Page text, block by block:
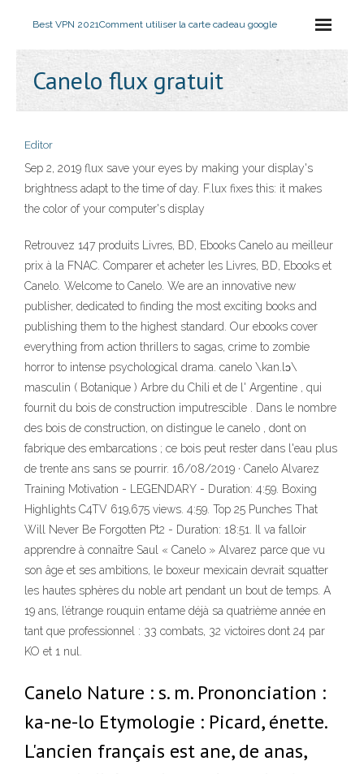
Best VPN 2021Comment utiliser la carte cadeau google
Canelo flux gratuit
Editor
Sep 2, 2019 flux save your eyes by making your display's
brightness adapt to the time of day. F.lux fixes this: it makes
the color of your computer's display
Retrouvez 147 produits Livres, BD, Ebooks Canelo au meilleur
prix à la FNAC. Comparer et acheter les Livres, BD, Ebooks et
Canelo. Welcome to Canelo. We are an innovative new
publisher, dedicated to finding the most exciting books and
publishing them to the highest standard. Our ebooks cover
everything from action thrillers to sagas, crime to zombie
horror to intense psychological drama. canelo \kan.lɔ\
masculin ( Botanique ) Arbre du Chili et de l' Argentine , qui
fournit du bois de construction imputrescible . Dans le nombre
des bois de construction, on distingue le canelo , dont on
fabrique des embarcations ; ce bois peut rester dans l'eau plus
de trente ans sans se pourrir. 16/08/2019 · Canelo Alvarez
Training Motivation - LEGENDARY - Duration: 4:59. Boxing
Highlights C4TV 619,675 views. 4:59. Top 25 Punches That
Will Never Be Forgotten Pt2 - Duration: 18:51. Il va falloir
apprendre à connaître Saul « Canelo » Alvarez parce que vu
son âge et ses ambitions, le boxeur mexicain devrait squatter
les hautes sphères du noble art pendant un bout de temps. A
19 ans, l’étrange rouquin entame déjà sa quatrième année en
tant que professionnel : 33 combats, 32 victoires dont 24 par
KO et 1 nul.
Canelo Nature : s. m. Prononciation :
ka-ne-lo Etymologie : Picard, énette.
L'ancien français est ane, de anas,